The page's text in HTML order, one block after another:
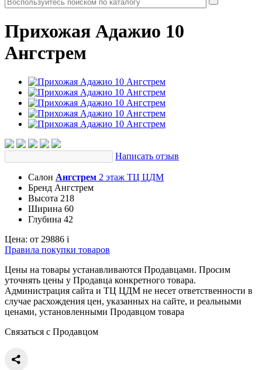
Прихожая Адажио 10
Ангстрем
Написать отзыв
Салон Ангстрем 2 этаж ТЦ ЦДМ
Бренд Ангстрем
Высота 218
Ширина 60
Глубина 42
Цена: от 29886 i
Правила покупки товаров
Цены на товары устанавливаются Продавцами. Просим
уточнять цены у Продавца конкретного товара.
Администрация сайта и ТЦ ЦДМ не несет ответственности в
случае расхождения цен, указанных на сайте, и реальными
ценами, установленными Продавцом товара
Связаться с Продавцом